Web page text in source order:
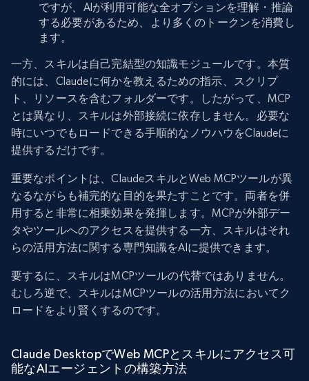
ですが、AIが利用可能な全オプションを理解・推論
する必要があるため、より多くのトークンを消費し
ます。
一方、スキルは自己完結型の知識モジュールです。本質
的には、Claudeに何かを教えるための指示、スクリプ
ト、リソースを含むフォルダーです。したがって、MCP
とは異なり、スキルは外部接続に依存しません。必要な
時にいつでもロードできる手順的なノウハウをClaudeに
提供するだけです。
重要なポイントは、ClaudeスキルとWeb MCPツールが異
なるながらも補完的な目的を果たすことです。両者を併
用すると非常に相乗効果を発揮します。MCPが外部デー
タやツールへのアクセスを提供する一方、スキルはそれ
らの活用方法に関する専門知識をAIに提供できます。
要するに、スキルはMCPツールの代替ではありません。
むしろ逆で、スキルはMCPツールの活用方法においてク
ロードをより賢くするのです。
Claude DesktopでWeb MCPとスキルにアクセス可
能なAIエージェントの構築方法